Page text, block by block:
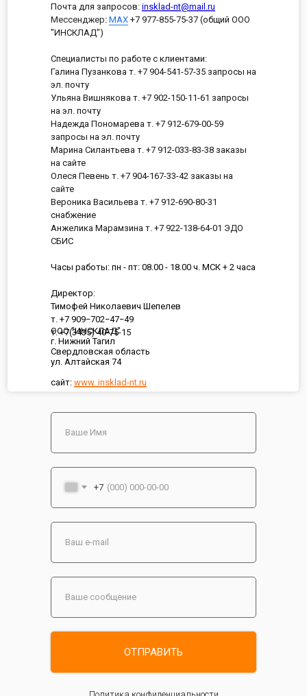
ООО "ИНСКЛАД"
г. Нижний Тагил
Свердловская область
ул. Алтайская 74
сайт: www. insklad-nt.ru
Почта для запросов: insklad-nt@mail.ru
Мессенджер: MAX +7 977-855-75-37 (общий ООО
"ИНСКЛАД")
Специалисты по работе с клиентами:
Галина Пузанкова т. +7 904-541-57-35 запросы на
эл. почту
Ульяна Вишнякова т. +7 902-150-11-61 запросы
на эл. почту
Надежда Пономарева т. +7 912-679-00-59
запросы на эл. почту
Марина Силантьева т. +7 912-033-83-38 заказы
на сайте
Олеся Певень т. +7 904-167-33-42 заказы на
сайте
Вероника Васильева т. +7 912-690-80-31
снабжение
Анжелика Марамзина т. +7 922-138-64-01 ЭДО
СБИС
Часы работы: пн - пт: 08.00 - 18.00 ч. МСК + 2 часа
Директор:
Тимофей Николаевич Шепелев
т. +7 909−702−47−49
т. +7(3435) 40-75-15
+7
ОТПРАВИТЬ